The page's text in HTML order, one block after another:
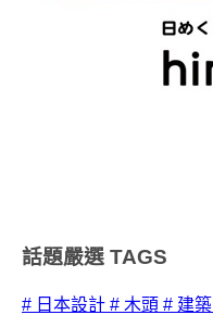
話題嚴選 TAGS
# 日本設計 # 木頭 # 建築